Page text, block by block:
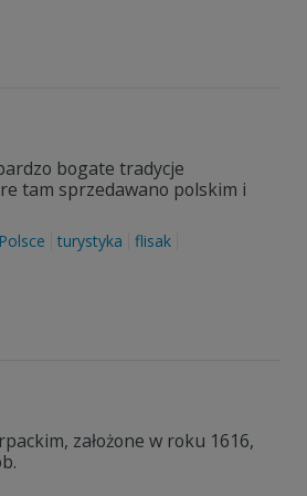
bogate tradycje
tam sprzedawano polskim i
turystyka flisak
założone w roku 1616,